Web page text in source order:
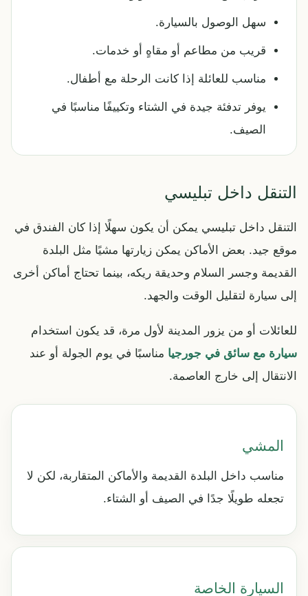
سهل الوصول بالسيارة.
قريب من مطاعم أو مقاهٍ أو خدمات.
مناسب للعائلة إذا كانت الرحلة مع أطفال.
يوفر تدفئة جيدة في الشتاء وتكييفًا مناسبًا في
الصيف.
التنقل داخل تبليسي
التنقل داخل تبليسي يمكن أن يكون سهلًا إذا كان الفندق في
موقع جيد. بعض الأماكن يمكن زيارتها مشيًا مثل البلدة
القديمة وجسر السلام وحديقة ريكه، بينما تحتاج أماكن أخرى
إلى سيارة لتقليل الوقت والجهد.
للعائلات أو من يزور المدينة لأول مرة، قد يكون استخدام
سيارة مع سائق في جورجيا مناسبًا في يوم الجولة أو عند
الانتقال إلى خارج العاصمة.
المشي
مناسب داخل البلدة القديمة والأماكن المتقاربة، لكن لا
تجعله طويلًا جدًا في الصيف أو الشتاء.
السيارة الخاصة